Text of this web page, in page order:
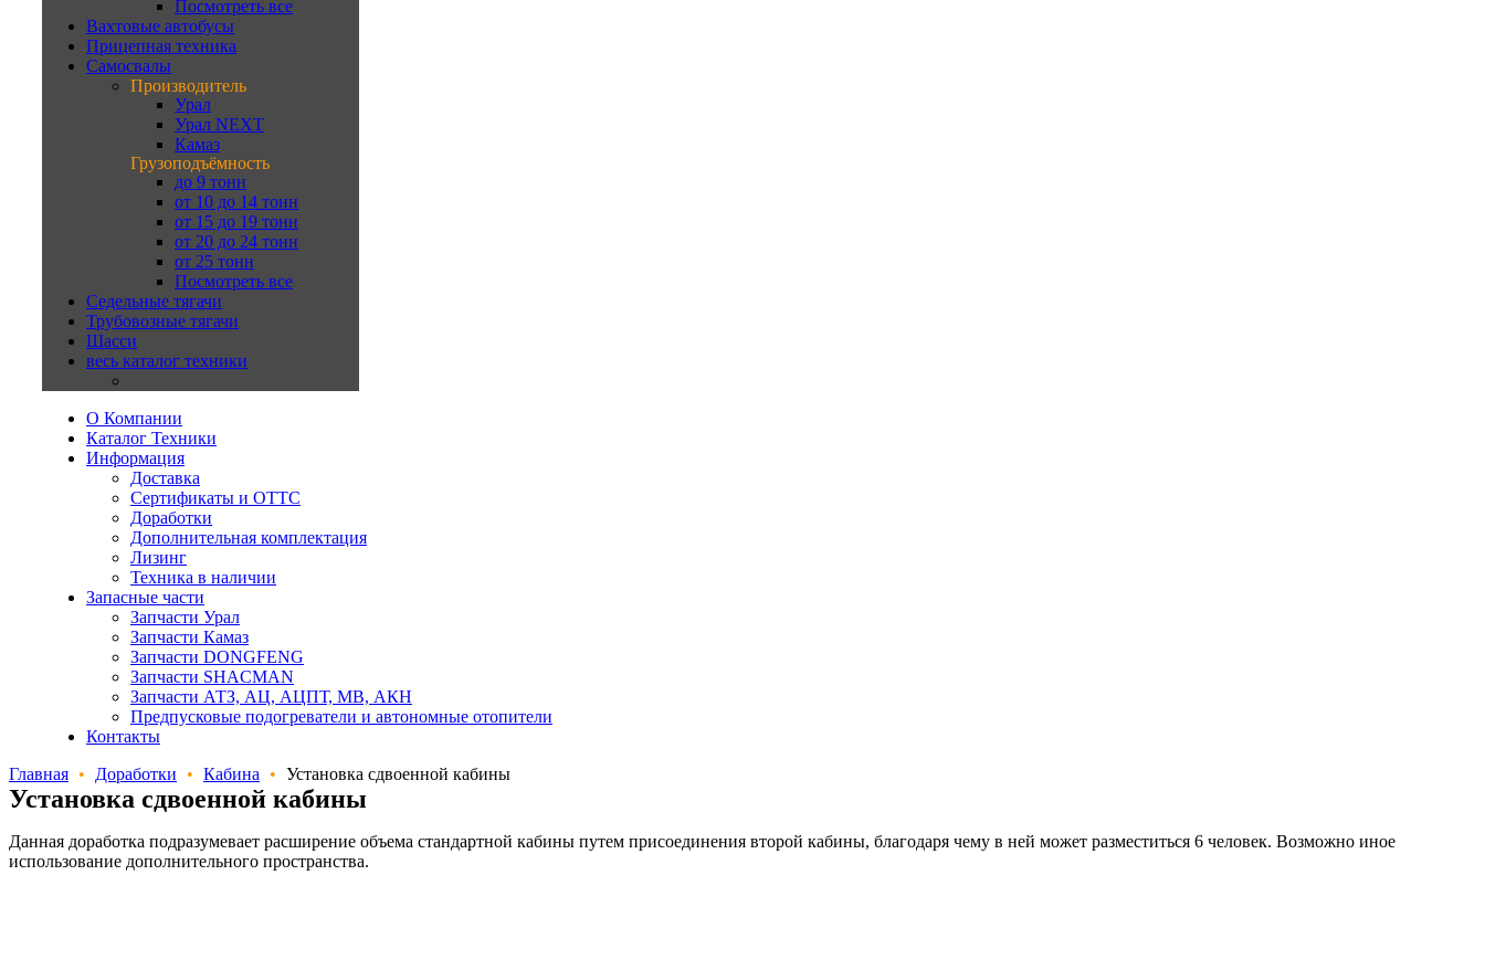
Посмотреть все
Вахтовые автобусы
Прицепная техника
Самосвалы
Производитель
Урал
Урал NEXT
Камаз
Грузоподъёмность
до 9 тонн
от 10 до 14 тонн
от 15 до 19 тонн
от 20 до 24 тонн
от 25 тонн
Посмотреть все
Седельные тягачи
Трубовозные тягачи
Шасси
весь каталог техники
О Компании
Каталог Техники
Информация
Доставка
Сертификаты и ОТТС
Доработки
Дополнительная комплектация
Лизинг
Техника в наличии
Запасные части
Запчасти Урал
Запчасти Камаз
Запчасти DONGFENG
Запчасти SHACMAN
Запчасти АТЗ, АЦ, АЦПТ, МВ, АКН
Предпусковые подогреватели и автономные отопители
Контакты
Главная • Доработки • Кабина • Установка сдвоенной кабины
Установка сдвоенной кабины
Данная доработка подразумевает расширение объема стандартной кабины путем присоединения второй кабины, благодаря чему в ней может разместиться 6 человек. Возможно иное
использование дополнительного пространства.